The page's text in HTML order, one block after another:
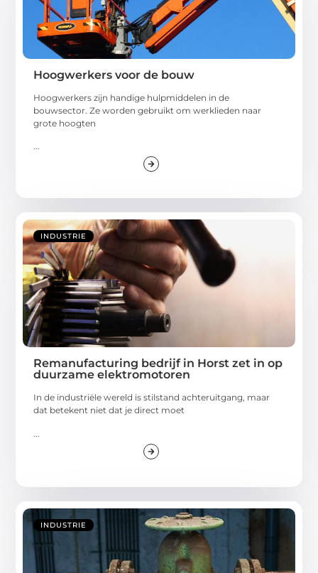
Hoogwerkers voor de bouw
Hoogwerkers zijn handige hulpmiddelen in de
bouwsector. Ze worden gebruikt om werklieden naar
grote hoogten
...
INDUSTRIE
Remanufacturing bedrijf in Horst zet in op
duurzame elektromotoren
In de industriële wereld is stilstand achteruitgang, maar
dat betekent niet dat je direct moet
INDUSTRIE